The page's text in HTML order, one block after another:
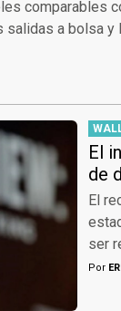
comparables
salidas a bolsa
El
de
El
ser
Por